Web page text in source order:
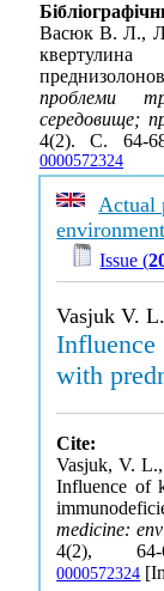
Васюк В. Л.,
проблеми
середовище;
4(2). С. 64-
0000572324
Actual
Issue (
Vasjuk V.
with
Cite:
Vasjuk, V.
Influence of
medicine:
4(2),
0000572324